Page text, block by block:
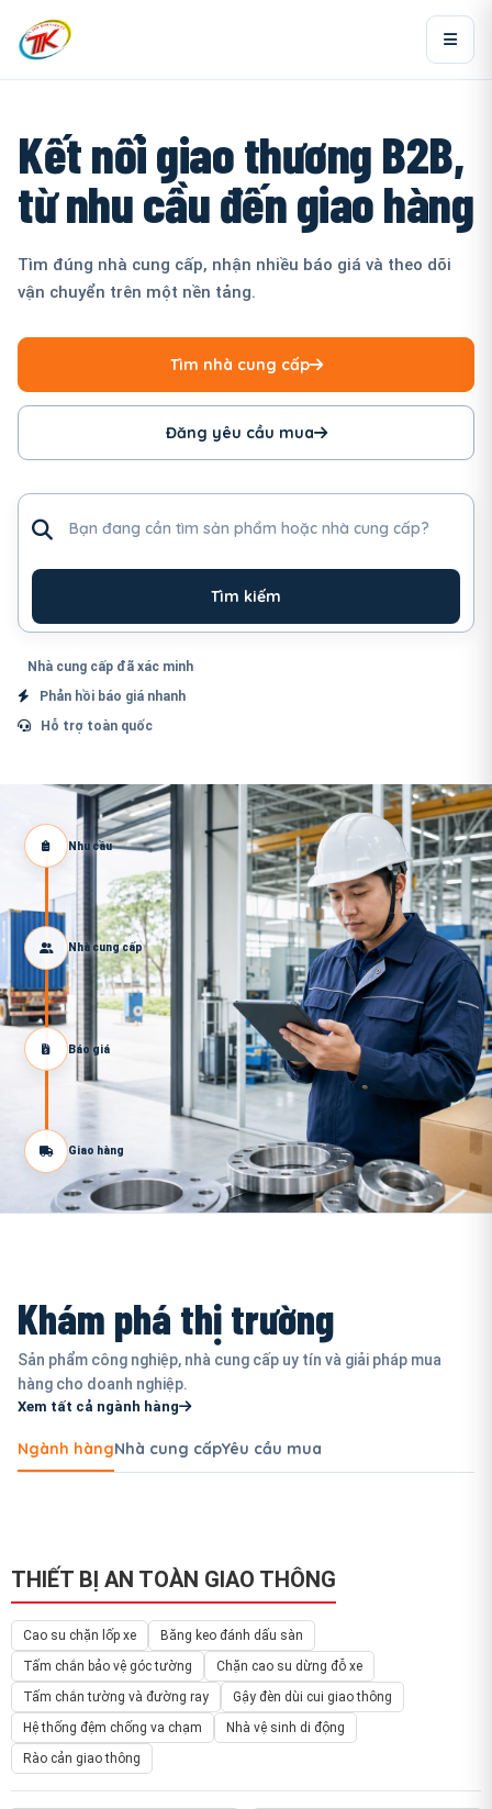
Kết nối giao thương B2B,
từ nhu cầu đến giao hàng
Tìm đúng nhà cung cấp, nhận nhiều báo giá và theo dõi
vận chuyển trên một nền tảng.
Tìm nhà cung cấp
Đăng yêu cầu mua
Tìm kiếm
Nhà cung cấp đã xác minh
Phản hồi báo giá nhanh
Hỗ trợ toàn quốc
Nhu cầu
Nhà cung cấp
Báo giá
Giao hàng
Khám phá thị trường
Sản phẩm công nghiệp, nhà cung cấp uy tín và giải pháp mua
hàng cho doanh nghiệp.
Xem tất cả ngành hàng
Ngành hàngNhà cung cấpYêu cầu mua
THIẾT BỊ AN TOÀN GIAO THÔNG
Cao su chặn lốp xe
Băng keo đánh dấu sàn
Tấm chắn bảo vệ góc tường
Chặn cao su dừng đỗ xe
Tấm chắn tường và đường ray
Gậy đèn dùi cui giao thông
Hệ thống đệm chống va chạm
Nhà vệ sinh di động
Rào cản giao thông